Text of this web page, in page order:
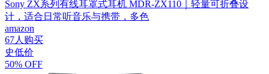
Sony ZX系列有线耳罩式耳机 MDR-ZX110｜轻量可折叠设
计，适合日常听音乐与携带，多色
amazon
67人购买
史低价
50% OFF